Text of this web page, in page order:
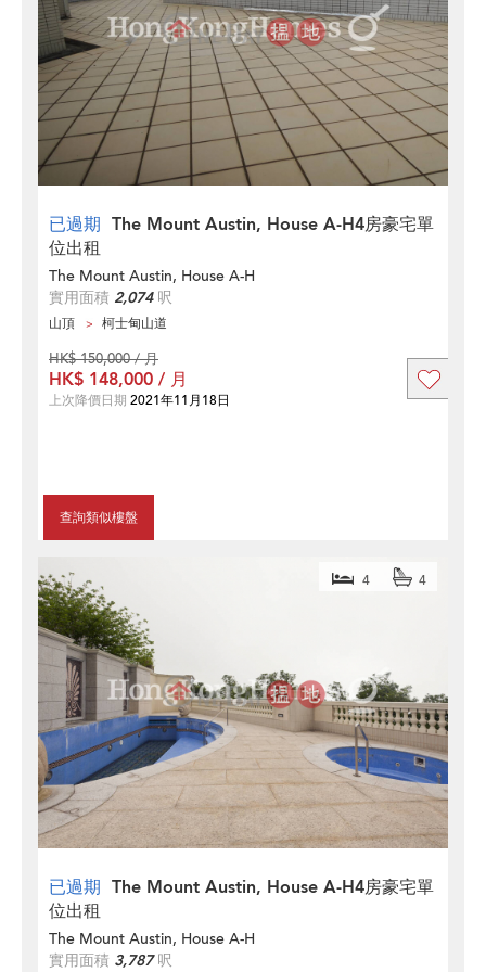
已過期 The Mount Austin, House A-H4房豪宅單
位出租
The Mount Austin, House A-H
實用面積 2,074呎
山頂 柯士甸山道
查詢類似樓盤
HK$ 150,000 / 月
HK$ 148,000 / 月
上次降價日期 2021年11月18日
已過期 The Mount Austin, House A-H4房豪宅單
位出租
4 4
The Mount Austin, House A-H
實用面積 3,787呎